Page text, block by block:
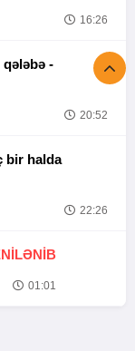
16:26
Tofiq Musayevdən UFC-də ikinci qələbə -
20:52
bir halda
22:26
01:01